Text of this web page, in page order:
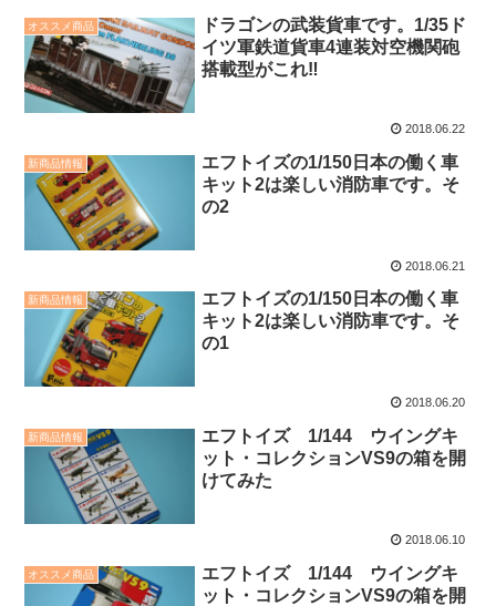
オススメ商品
ドラゴンの武装貨車です。1/35ド
イツ軍鉄道貨車4連装対空機関砲
搭載型がこれ‼
2018.06.22
新商品情報
エフトイズの1/150日本の働く車
キット2は楽しい消防車です。そ
の2
2018.06.21
新商品情報
エフトイズの1/150日本の働く車
キット2は楽しい消防車です。そ
の1
2018.06.20
新商品情報
エフトイズ 1/144 ウイングキ
ット・コレクションVS9の箱を開
けてみた
2018.06.10
オススメ商品
エフトイズ 1/144 ウイングキ
ット・コレクションVS9の箱を開